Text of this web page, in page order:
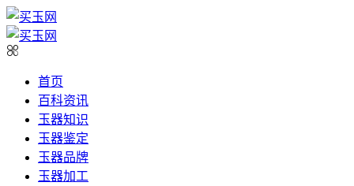
首页
百科资讯
玉器知识
玉器鉴定
玉器品牌
玉器加工